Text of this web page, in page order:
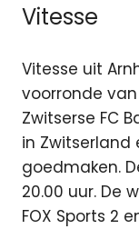
Vitesse
Vitesse uit
voorronde
Zwitserse FC
in Zwitserland
goedmaken.
20.00 uur. De
FOX Sports 2